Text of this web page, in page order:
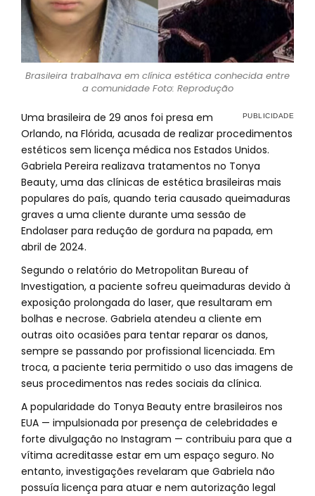
Brasileira trabalhava em clínica estética conhecida entre
a comunidade Foto: Reprodução
Uma brasileira de 29 anos foi presa em
Orlando, na Flórida, acusada de realizar procedimentos
estéticos sem licença médica nos Estados Unidos.
Gabriela Pereira realizava tratamentos no Tonya
Beauty, uma das clínicas de estética brasileiras mais
populares do país, quando teria causado queimaduras
graves a uma cliente durante uma sessão de
Endolaser para redução de gordura na papada, em
abril de 2024.
Segundo o relatório do Metropolitan Bureau of
Investigation, a paciente sofreu queimaduras devido à
exposição prolongada do laser, que resultaram em
bolhas e necrose. Gabriela atendeu a cliente em
outras oito ocasiões para tentar reparar os danos,
sempre se passando por profissional licenciada. Em
troca, a paciente teria permitido o uso das imagens de
seus procedimentos nas redes sociais da clínica.
A popularidade do Tonya Beauty entre brasileiros nos
EUA — impulsionada por presença de celebridades e
forte divulgação no Instagram — contribuiu para que a
vítima acreditasse estar em um espaço seguro. No
entanto, investigações revelaram que Gabriela não
possuía licença para atuar e nem autorização legal